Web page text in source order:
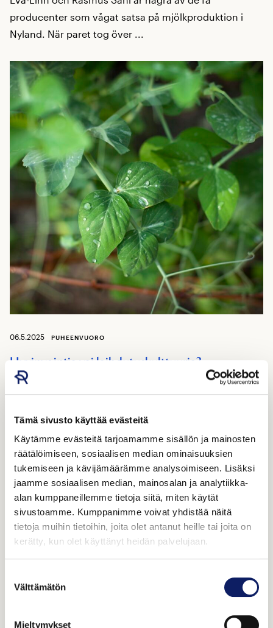
Tämä sivusto käyttää evästeitä
Käytämme evästeitä tarjoamamme sisällön ja mainosten
räätälöimiseen, sosiaalisen median ominaisuuksien
tukemiseen ja kävijämäärämme analysoimiseen. Lisäksi
jaamme sosiaalisen median, mainosalan ja analytiikka-
alan kumppaneillemme tietoja siitä, miten käytät
sivustoamme. Kumppanimme voivat yhdistää näitä
tietoja muihin tietoihin, joita olet antanut heille tai joita on
kerätty, kun olet käyttänyt heidän palvelujaan.
valinta
Välttämätön
Mieltymykset
producenter som vågat satsa på mjölkproduktion i
Nyland. När paret tog över ...
06.5.2025 PUHEENVUORO
Hyvinvointia vai laihdutuskulttuuria?
Tänään 6.5. vietetään kansainvälistä Älä laihduta -
laihdutuskulttuurin ...